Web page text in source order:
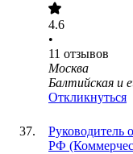
4.6
•
11 отзывов
Москва
Балтийская и
Откликнуться
Руководитель
РФ